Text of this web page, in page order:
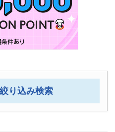
り込み検索